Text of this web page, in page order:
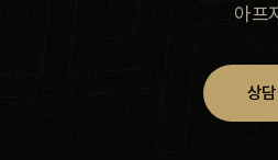
아프지
상